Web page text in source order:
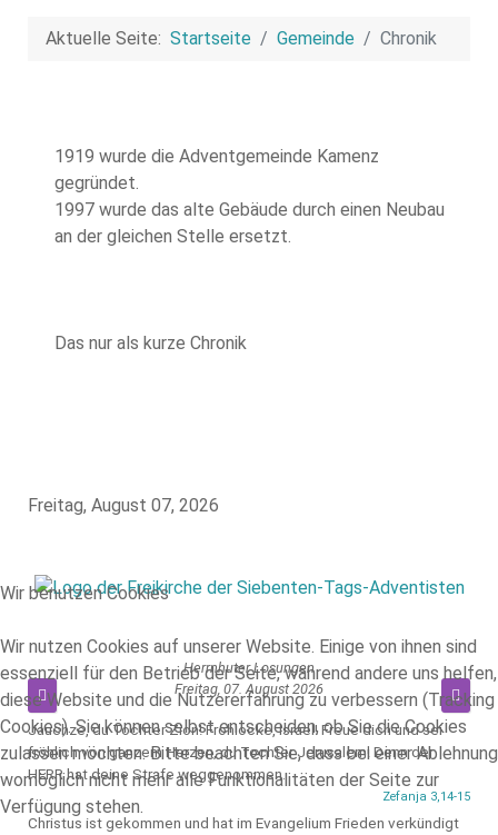
Aktuelle Seite: Startseite Gemeinde Chronik
1919 wurde die Adventgemeinde Kamenz
gegründet.
1997 wurde das alte Gebäude durch einen Neubau
an der gleichen Stelle ersetzt.
Das nur als kurze Chronik
Freitag, August 07, 2026
Herrnhuter Losungen
Freitag, 07. August 2026
Jauchze, du Tochter Zion! Frohlocke, Israel! Freue dich und sei
fröhlich von ganzem Herzen, du Tochter Jerusalem! Denn der
HERR hat deine Strafe weggenommen.
Zefanja 3,14-15
Christus ist gekommen und hat im Evangelium Frieden verkündigt
Wir benutzen Cookies
Wir nutzen Cookies auf unserer Website. Einige von ihnen sind
essenziell für den Betrieb der Seite, während andere uns helfen,
diese Website und die Nutzererfahrung zu verbessern (Tracking
Cookies). Sie können selbst entscheiden, ob Sie die Cookies
zulassen möchten. Bitte beachten Sie, dass bei einer Ablehnung
womöglich nicht mehr alle Funktionalitäten der Seite zur
Verfügung stehen.